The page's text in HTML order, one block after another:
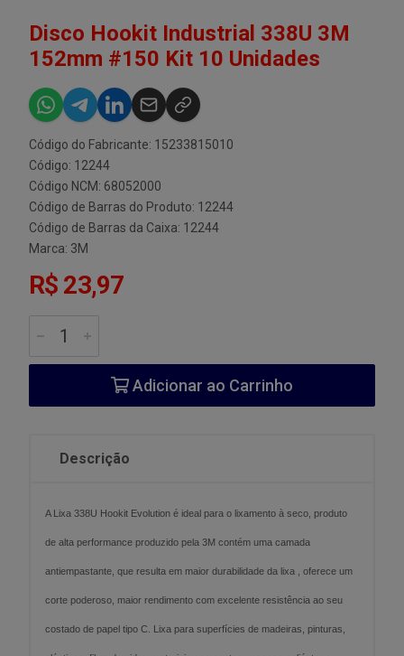
Disco Hookit Industrial 338U 3M
152mm #150 Kit 10 Unidades
Código do Fabricante: 15233815010
Código: 12244
Código NCM: 68052000
Código de Barras do Produto: 12244
Código de Barras da Caixa: 12244
Marca: 3M
R$ 23,97
Adicionar ao Carrinho
Descrição
A Lixa 338U Hookit Evolution é ideal para o lixamento à seco, produto
de alta performance produzido pela 3M contém uma camada
antiempastante, que resulta em maior durabilidade da lixa , oferece um
corte poderoso, maior rendimento com excelente resistência ao seu
costado de papel tipo C. Lixa para superfícies de madeiras, pinturas,